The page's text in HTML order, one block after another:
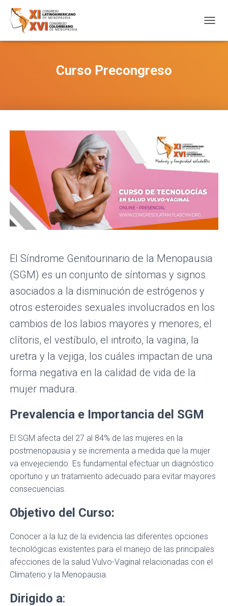
A
V
Ó
Curso Precongreso
El Síndrome Genitourinario de la Menopausia
(SGM) es un conjunto de síntomas y signos
asociados a la disminución de estrógenos y
otros esteroides sexuales involucrados en los
cambios de los labios mayores y menores, el
clítoris, el vestíbulo, el introito, la vagina, la
uretra y la vejiga, los cuáles impactan de una
forma negativa en la calidad de vida de la
mujer madura.
Prevalencia e Importancia del SGM
El SGM afecta del 27 al 84% de las mujeres en la
postmenopausia y se incrementa a medida que la mujer
va envejeciendo. Es fundamental efectuar un diagnóstico
oportuno y un tratamiento adecuado para evitar mayores
consecuencias.
Objetivo del Curso:
Conocer a la luz de la evidencia las diferentes opciones
tecnológicas existentes para el manejo de las principales
afecciones de la salud Vulvo-Vaginal relacionadas con el
Climaterio y la Menopausia.
Dirigido a: